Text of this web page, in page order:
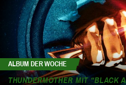
ALBUM DER WOCHE
THUNDERMOTHER MIT “BLACK